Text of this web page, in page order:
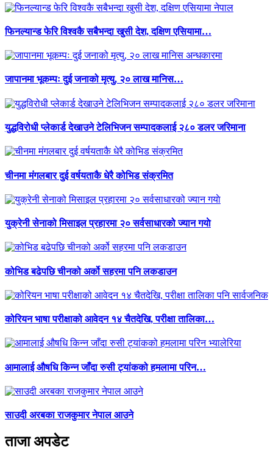
फिनल्यान्ड फेरि विश्वकै सबैभन्दा खुसी देश, दक्षिण एसियामा…
जापानमा भूकम्पः दुई जनाको मृत्यु, २० लाख मानिस…
युद्धविरोधी प्लेकार्ड देखाउने टेलिभिजन सम्पादकलाई २८० डलर जरिमाना
चीनमा मंगलबार दुई वर्षयताकै धेरै कोभिड संक्रमित
युक्रेनी सेनाको मिसाइल प्रहारमा २० सर्वसाधारको ज्यान गयाे
कोभिड बढेपछि चीनको अर्को सहरमा पनि लकडाउन
कोरियन भाषा परीक्षाको आवेदन १४ चैतदेखि, परीक्षा तालिका…
आमालाई औषधि किन्न जाँदा रुसी ट्यांकको हमलामा परिन…
साउदी अरबका राजकुमार नेपाल आउने
ताजा अपडेट